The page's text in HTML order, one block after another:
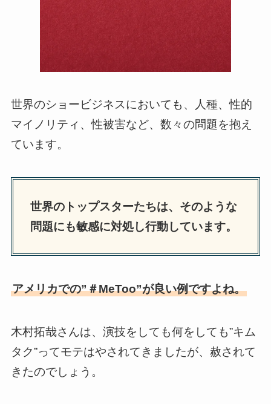
世界のショービジネスにおいても、人種、性的
マイノリティ、性被害など、数々の問題を抱え
ています。
世界のトップスターたちは、そのような
問題にも敏感に対処し行動しています。
アメリカでの”＃MeToo”が良い例ですよね。
木村拓哉さんは、演技をしても何をしても”キム
タク”ってモテはやされてきましたが、赦されて
きたのでしょう。